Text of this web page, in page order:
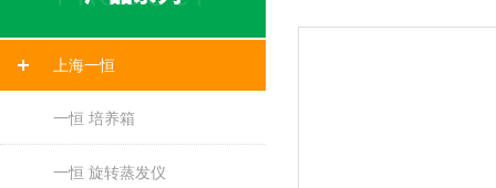
上海一恒
一恒 培养箱
一恒 旋转蒸发仪